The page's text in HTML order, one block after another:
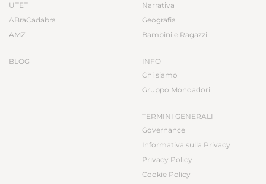
UTET
ABraCadabra
AMZ
BLOG
Narrativa
Geografia
Bambini e Ragazzi
INFO
Chi siamo
Gruppo Mondadori
TERMINI GENERALI
Governance
Informativa sulla Privacy
Privacy Policy
Cookie Policy